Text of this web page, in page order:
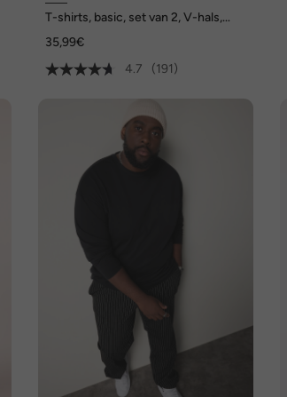
T-shirts, basic, set van 2, V-hals,
35,99€
4.7
(191)